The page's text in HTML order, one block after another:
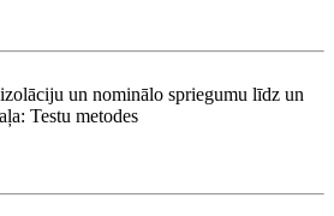
un nominālo spriegumu līdz un
Testu metodes